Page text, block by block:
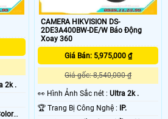
2k .
CAMERA HIKVISION DS-
2DE3A400BW-DE/W Báo Động
Xoay 360
Giá Bán: 5,975,000 ₫
Giá gốc: 8,540,000 ₫
️👀 Hình Ảnh Sắc nét :Ultra 2k .
🏆 Trang Bị Công Nghệ : IP.